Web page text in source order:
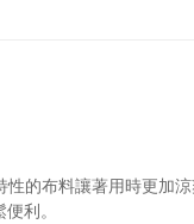
的布料讓著用時更加
利。